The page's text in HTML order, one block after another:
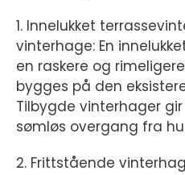
1. Innelukket
vinterhage: En
en raskere og
bygges på den
Tilbygde vinterhager
sømløs overgang fra
2. Frittstående